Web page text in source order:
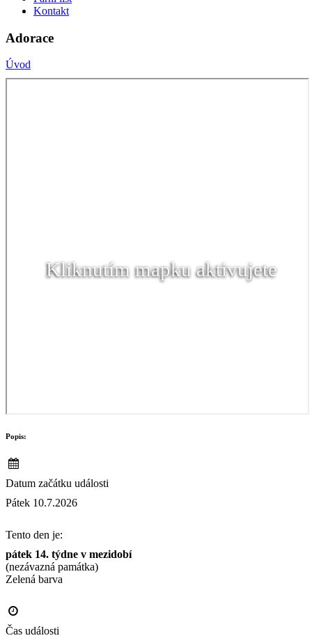
Kontakt
Adorace
Úvod
Kliknutím mapku aktivujete
Popis:
Datum začátku události
Pátek 10.7.2026
Tento den je:
pátek 14. týdne v mezidobí
(nezávazná památka)
Zelená barva
Čas události